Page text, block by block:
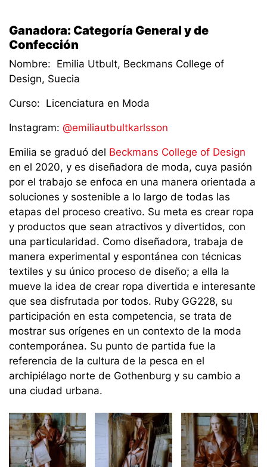
Ganadora: Categoría General y de
Confección
Nombre: Emilia Utbult, Beckmans College of
Design, Suecia
Curso: Licenciatura en Moda
Instagram: @emiliautbultkarlsson
Emilia se graduó del Beckmans College of Design
en el 2020, y es diseñadora de moda, cuya pasión
por el trabajo se enfoca en una manera orientada a
soluciones y sostenible a lo largo de todas las
etapas del proceso creativo. Su meta es crear ropa
y productos que sean atractivos y divertidos, con
una particularidad. Como diseñadora, trabaja de
manera experimental y espontánea con técnicas
textiles y su único proceso de diseño; a ella la
mueve la idea de crear ropa divertida e interesante
que sea disfrutada por todos. Ruby GG228, su
participación en esta competencia, se trata de
mostrar sus orígenes en un contexto de la moda
contemporánea. Su punto de partida fue la
referencia de la cultura de la pesca en el
archipiélago norte de Gothenburg y su cambio a
una ciudad urbana.